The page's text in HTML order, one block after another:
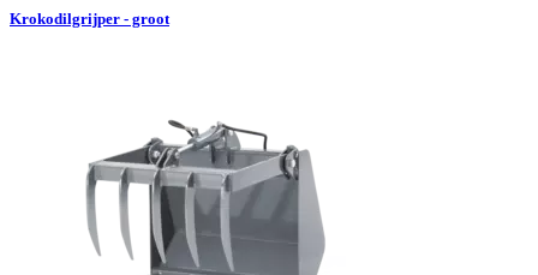
Krokodilgrijper - groot